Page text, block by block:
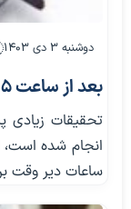
دوشنبه ۳ دی ۱۴۰۳
بعد از ساعت ۵ غذا نخورید!
تحقیقات زیادی
انجام شده است،
ساعات دیر وقت